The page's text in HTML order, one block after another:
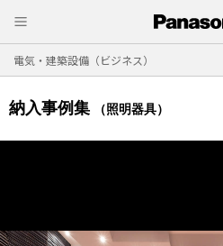
電気・建築設備（ビジネス）
納入事例集 （照明器具）